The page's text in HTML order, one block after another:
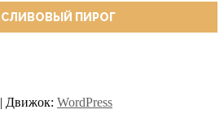
СЛИВОВЫЙ ПИРОГ
| Движок: WordPress